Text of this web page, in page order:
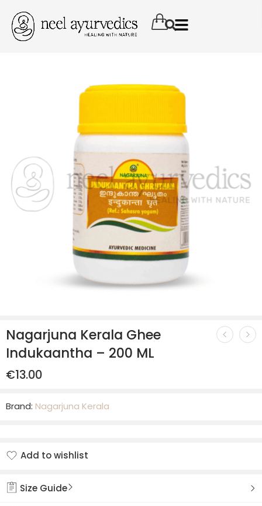
Nagarjuna Kerala Ghee
Indukaantha – 200 ML
€13.00
Brand: Nagarjuna Kerala
Add to wishlist
Size Guide